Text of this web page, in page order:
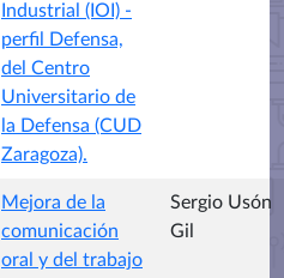
Industrial (IOI) -
perfil Defensa,
del Centro
Universitario de
la Defensa (CUD
Zaragoza).
Mejora de la
comunicación
oral y del trabajo
Sergio Usón
Gil